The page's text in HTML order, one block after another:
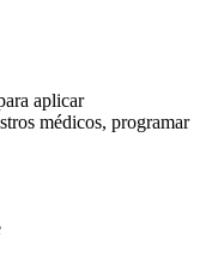
aplicar
médicos, programar